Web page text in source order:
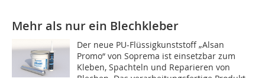
Mehr als nur ein Blechkleber
Der neue PU-Flüssigkunststoff „Alsan
Promo“ von Soprema ist einsetzbar zum
Kleben, Spachteln und Reparieren von